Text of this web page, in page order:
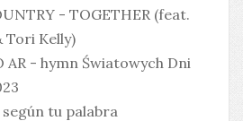
- TOGETHER (feat.
Tori Kelly)
AR - hymn Światowych Dni
tu palabra